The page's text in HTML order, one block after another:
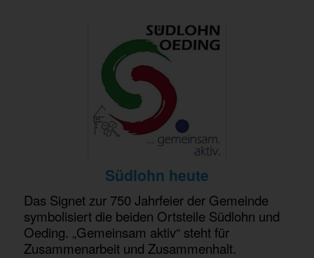
Südlohn heute
Das Signet zur 750 Jahrfeier der Gemeinde
symbolisiert die beiden Ortsteile Südlohn und
Oeding. „Gemeinsam aktiv“ steht für
Zusammenarbeit und Zusammenhalt.